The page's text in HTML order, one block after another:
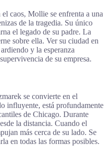
caos, Mollie se enfrenta a una
de la tragedia. Su único
el legado de su padre. La
sobre ella. Ver su ciudad en
y la esperanza
de su empresa.
se convierte en el
influyente, está profundamente
de Chicago. Durante
la distancia. Cuando el
más cerca de su lado. Se
en todas las formas posibles.